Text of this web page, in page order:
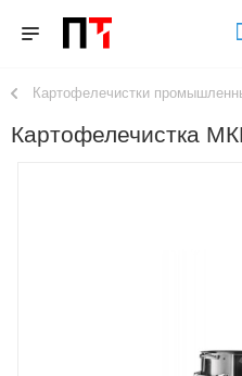
Картофелечистки
Картофелечистка